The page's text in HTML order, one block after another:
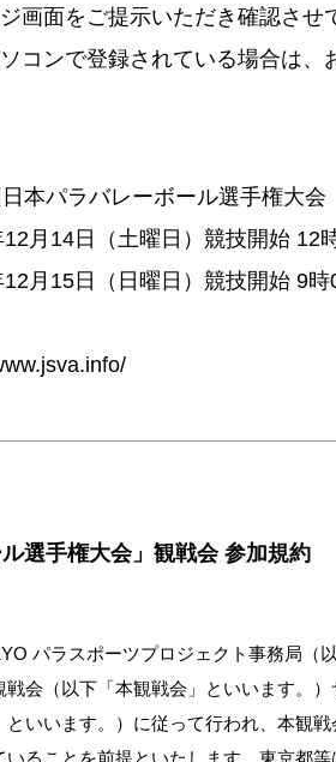
画面をご提示いただき確認さ
コンで登録されている場合は、
本パラバレーボール選手権大会
月14日（土曜日）競技開始 12
月15日（日曜日）競技開始 9時
選手権大会」観戦会 参加規約
パラスポーツプロジェクト事務局（
会（以下「本観戦会」といいます。
いいます。）に従って行われ、本観